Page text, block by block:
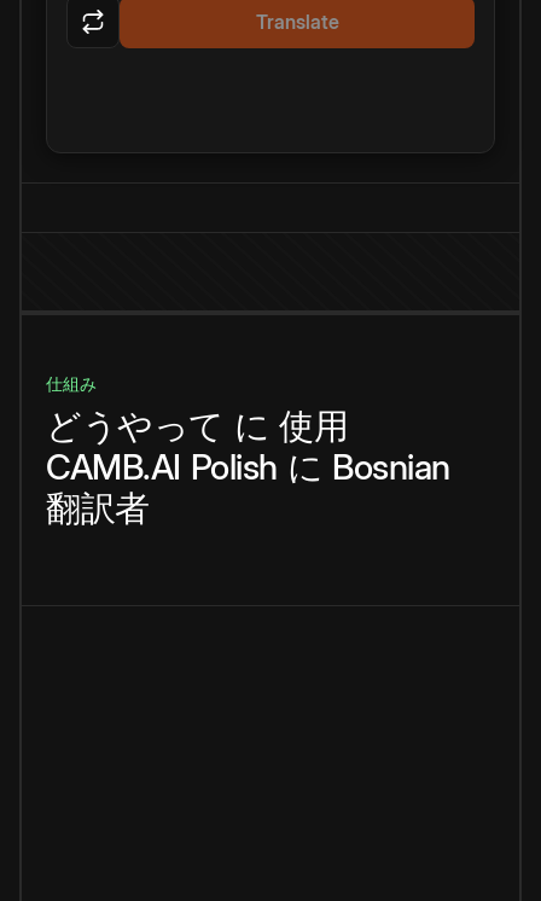
Translate
仕組み
どうやって に 使用
CAMB.AI Polish に Bosnian
翻訳者